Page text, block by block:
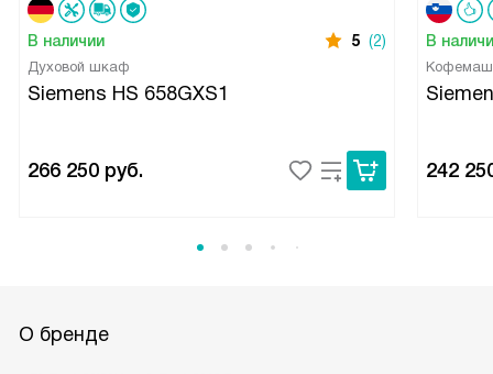
В наличии 5 (2)
Духовой шкаф
Siemens HS 658GXS1
266 250 руб.
В
242
О бренде